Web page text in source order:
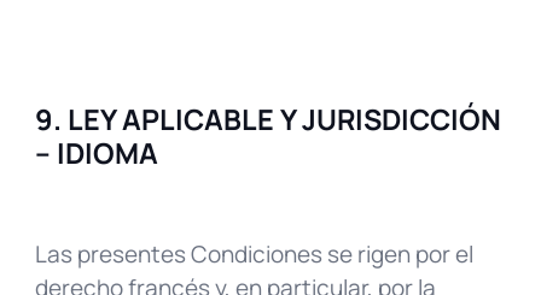
9. LEY APLICABLE Y JURISDICCIÓN
– IDIOMA
Las presentes Condiciones se rigen por el
derecho francés y, en particular, por la